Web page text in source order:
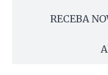
RECEBA